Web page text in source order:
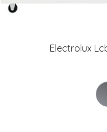
Electrolux